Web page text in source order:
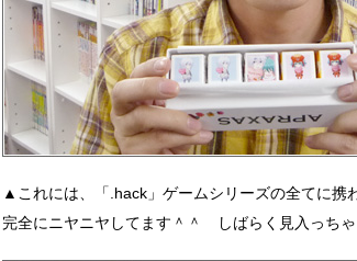
▲これには、「.hack」ゲームシリーズの全てに携
完全にニヤニヤしてます＾＾ しばらく見入っちゃ